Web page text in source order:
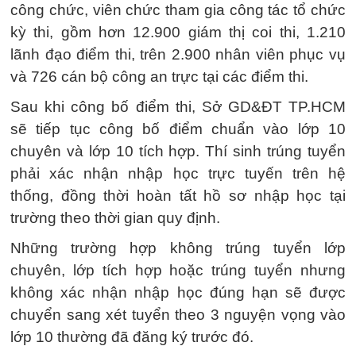
công chức, viên chức tham gia công tác tổ chức
kỳ thi, gồm hơn 12.900 giám thị coi thi, 1.210
lãnh đạo điểm thi, trên 2.900 nhân viên phục vụ
và 726 cán bộ công an trực tại các điểm thi.
Sau khi công bố điểm thi, Sở GD&ĐT TP.HCM
sẽ tiếp tục công bố điểm chuẩn vào lớp 10
chuyên và lớp 10 tích hợp. Thí sinh trúng tuyển
phải xác nhận nhập học trực tuyến trên hệ
thống, đồng thời hoàn tất hồ sơ nhập học tại
trường theo thời gian quy định.
Những trường hợp không trúng tuyển lớp
chuyên, lớp tích hợp hoặc trúng tuyển nhưng
không xác nhận nhập học đúng hạn sẽ được
chuyển sang xét tuyển theo 3 nguyện vọng vào
lớp 10 thường đã đăng ký trước đó.